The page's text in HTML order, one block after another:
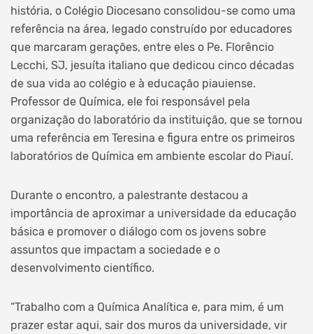
história, o Colégio Diocesano consolidou-se como uma
referência na área, legado construído por educadores
que marcaram gerações, entre eles o Pe. Florêncio
Lecchi, SJ, jesuíta italiano que dedicou cinco décadas
de sua vida ao colégio e à educação piauiense.
Professor de Química, ele foi responsável pela
organização do laboratório da instituição, que se tornou
uma referência em Teresina e figura entre os primeiros
laboratórios de Química em ambiente escolar do Piauí.
Durante o encontro, a palestrante destacou a
importância de aproximar a universidade da educação
básica e promover o diálogo com os jovens sobre
assuntos que impactam a sociedade e o
desenvolvimento científico.
“Trabalho com a Química Analítica e, para mim, é um
prazer estar aqui, sair dos muros da universidade, vir